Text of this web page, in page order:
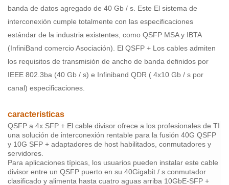
banda de datos agregado de 40 Gb / s. Este El sistema de
interconexión cumple totalmente con las especificaciones
estándar de la industria existentes, como QSFP MSA y IBTA
(InfiniBand comercio Asociación). El QSFP + Los cables admiten
los requisitos de transmisión de ancho de banda definidos por
IEEE 802.3ba (40 Gb / s) e Infiniband QDR ( 4x10 Gb / s por
canal) especificaciones.
caracteristicas
QSFP a 4x SFP + El cable divisor ofrece a los profesionales de TI
una solución de interconexión rentable para la fusión 40G QSFP
y 10G SFP + adaptadores de host habilitados, conmutadores y
servidores.
Para aplicaciones típicas, los usuarios pueden instalar este cable
divisor entre un QSFP puerto en su 40Gigabit / s conmutador
clasificado y alimenta hasta cuatro aguas arriba 10GbE-SFP +